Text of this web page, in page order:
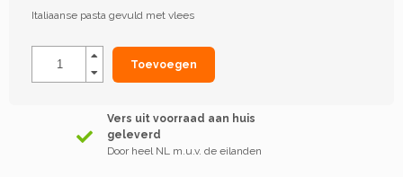
Italiaanse pasta gevuld met vlees
Toevoegen
Vers uit voorraad aan huis
geleverd
Door heel NL m.u.v. de eilanden